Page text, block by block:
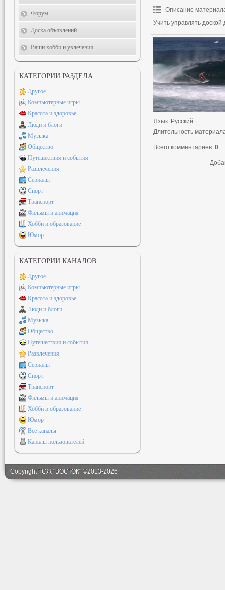
Описание
Учить управлять
Язык: Русский
Длительность
Всего комментариев: 0
Форум
Доска объявлений
Ваши хобби и увлечения
КАТЕГОРИИ РАЗДЕЛА
Другое
Компьютерные игры
Красота и здоровье
Люди и блоги
Музыка
Общество
Путешествия и события
Развлечения
Сериалы
Спорт
Транспорт
Фильмы и анимация
Хобби и образование
Юмор
КАТЕГОРИИ КАНАЛОВ
Другое
Компьютерные игры
Красота и здоровье
Люди и блоги
Музыка
Общество
Путешествия и события
Развлечения
Сериалы
Спорт
Транспорт
Фильмы и анимация
Хобби и образование
Юмор
Все каналы
Каналы пользователей
Copyright ТСЖ "ВОСТОК" ©2013-2026